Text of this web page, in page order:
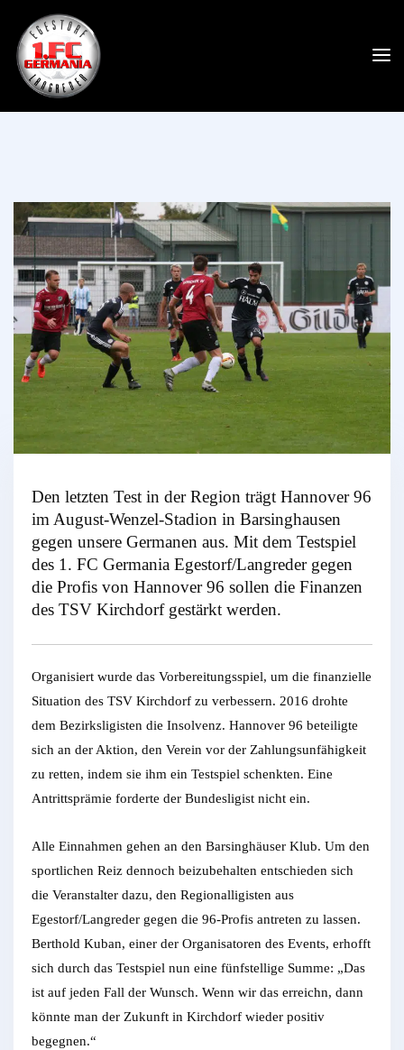
Den letzten Test in der Region trägt Hannover 96
im August-Wenzel-Stadion in Barsinghausen
gegen unsere Germanen aus. Mit dem Testspiel
des 1. FC Germania Egestorf/Langreder gegen
die Profis von Hannover 96 sollen die Finanzen
des TSV Kirchdorf gestärkt werden.
Organisiert wurde das Vorbereitungsspiel, um die finanzielle
Situation des TSV Kirchdorf zu verbessern. 2016 drohte
dem Bezirksligisten die Insolvenz. Hannover 96 beteiligte
sich an der Aktion, den Verein vor der Zahlungsunfähigkeit
zu retten, indem sie ihm ein Testspiel schenkten. Eine
Antrittsprämie forderte der Bundesligist nicht ein.
Alle Einnahmen gehen an den Barsinghäuser Klub. Um den
sportlichen Reiz dennoch beizubehalten entschieden sich
die Veranstalter dazu, den Regionalligisten aus
Egestorf/Langreder gegen die 96-Profis antreten zu lassen.
Berthold Kuban, einer der Organisatoren des Events, erhofft
sich durch das Testspiel nun eine fünfstellige Summe: „Das
ist auf jeden Fall der Wunsch. Wenn wir das erreichn, dann
könnte man der Zukunft in Kirchdorf wieder positiv
begegnen.“